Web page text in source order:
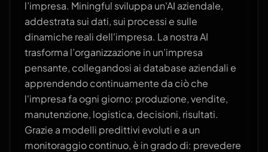
l’impresa. Miningful sviluppa un'AI aziendale,
addestrata sui dati, sui processi e sulle
dinamiche reali dell'impresa. La nostra AI
trasforma l’organizzazione in un’impresa
pensante, collegandosi ai database aziendali e
apprendendo continuamente da ciò che
l'impresa fa ogni giorno: produzione, vendite,
manutenzione, logistica, decisioni, risultati.
Grazie a modelli predittivi evoluti e a un
monitoraggio continuo, è in grado di: prevedere